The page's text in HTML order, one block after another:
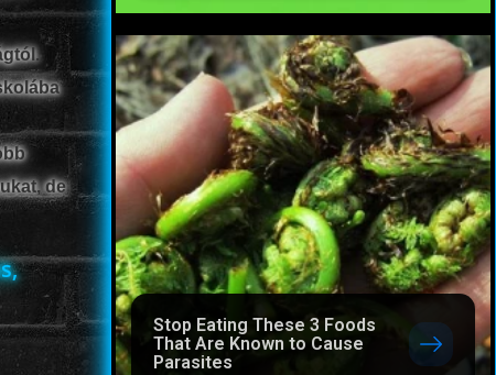
de
Stop Eating These 3 Foods
That Are Known to Cause
Parasites